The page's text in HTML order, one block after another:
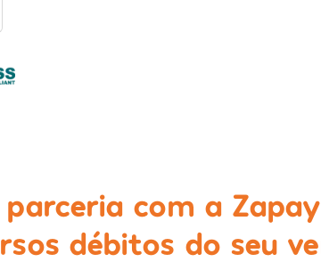
com a
débitos do seu